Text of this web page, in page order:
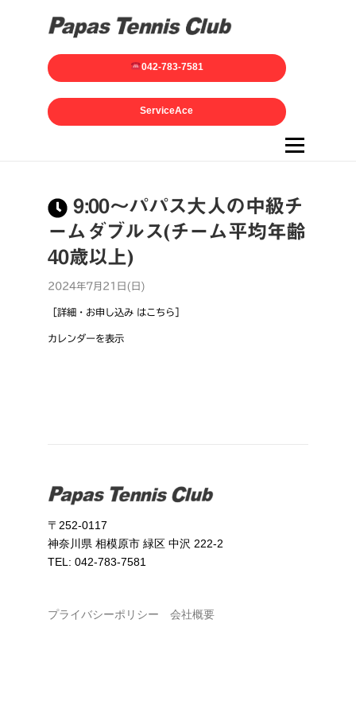
042-783-7581
ServiceAce
メニュー
9:00～パパス大人の中級チ
ームダブルス(チーム平均年齢
40歳以上)
2024年7月21日(日)
［詳細・お申し込み はこちら］
カレンダーを表示
〒252-0117
神奈川県 相模原市 緑区 中沢 222-2
TEL: 042-783-7581
プライバシーポリシー 会社概要